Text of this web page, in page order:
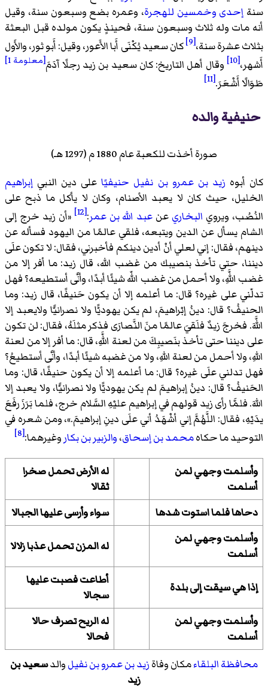
سنة إحدى وخمسين للهجرة، وعمره بضع وسبعون سنة، وقيل
أنه مات وله ثلاث وسبعون سنة، فحينذٍ يكون مولده قبل البعثة
بثلاث عشرة سنة،[9]
كان سعيد يُكْنَى أَبا الأَعور، وقيل: أَبو ثور، والأَول
أَشهر،[10] وقال أهل التاريخ: كان سعيد بن زيد رجلًا آدَمَ[معلومة 1]
طَوَالًا أَشْعَرَ.[11]
حنيفية والده
صورة أخذت للكعبة عام 1880 م (1297 هـ)
كان أبوه زيد بن عمرو بن نفيل حنيفيًاعلى دين النبي إبراهيم
الخليل، حيث كان لا يعبد الأصنام، وكان لا يأكل ما ذبح على
النُصُب، ويروي البخاري عن عبد الله بن عمر:
[12]
«أن زيد خرج إلى
الشام يسأل عن الدين ويتبعه، فلقي عالمًا من اليهود فسأله عن
دينهم، فقال: إني لعلي أنْ أدين دينكم فأخبرني، فقال: لا تكون علَى
ديننا، حتي تأخذ بنصيبك من غضب الله، قال زيد: ما أفر إلا من
غضب اللَّهِ، ولا أحمل من غضب اللّه شيئًا أبدًا، وأنَّى أستطيعه؟ فهل
تدلّني على غيره؟ قال: ما أعلمه إلا أن يكون حَنيفًا، قال زيد: وما
الحنيفُ؟ قال: دينُ إبْراهيمَ، لم يكن يهوديًّا ولا نصرانيًّا ولايعبد إلا
اللَّهَ. فخرجَ زيدٌ فلَقيَ عالمًا منَ النَّصارَى فذكر مثلَهُ، فقال: لن تكون
على ديننا حتى تأخذ بنَصيبِكَ من لعنة اللَّهِ، قال: ما أفر إلا من لعنة
اللهِ، ولا أحمل من لعنة اللهِ، ولا من غضبه شيئًا أبدًا، وأنَّى أستطيعُ؟
فهل تدلني علَى غيره؟ قال: ما أعلمه إلا أن يكون حنيفًا، قال: وما
الحَنيفُ؟ قال: دينُ إبراهيمَ لم يكن يهوديًّا ولا نصرانيًّا، ولا يعبد إلا
اللهَ. فلمَّا رأى زيد قولهم في إبراهيم عليْهِ السَّلام خرج، فلما بَرَزَ رفَعَ
يدَيْهِ، فقال: اللَّهُمَّ إني أشْهَدُ أني علَى دينِ إبراهيمَ.»، ومن شعره في
التوحيد ما حكاهمحمد بن إسحاق،والزبير بن بكار وغيرهما:[8]
وأسلمت وجهي لمن
أسلمت
له الأرض تحمل صخرا
ثقالا
دحاها فلما استوت شدها
سواء وأرسى عليها الجبالا
وأسلمت وجهي لمن
أسلمت
له المزن تحمل عذبا زلالا
إذا هي سيقت إلى بلدة
أطاعت فصبت عليها
سجالا
وأسلمت وجهي لمن
أسلمت
له الريح تصرف حالا
فحالا
محافظة البلقاءمكان وفاةزيد بن عمرو بن نفيلوالدسعيد بن
زيد